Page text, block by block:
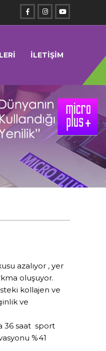
İLETİŞİM
azalıyor , yer
oluşuyor.
kollajen ve
ve
36 saat sport
%41